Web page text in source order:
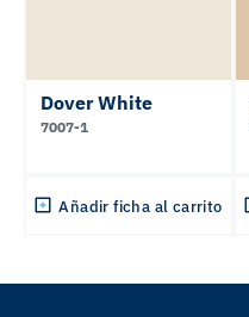
Dover White
7007-1
Añadir ficha al carrito